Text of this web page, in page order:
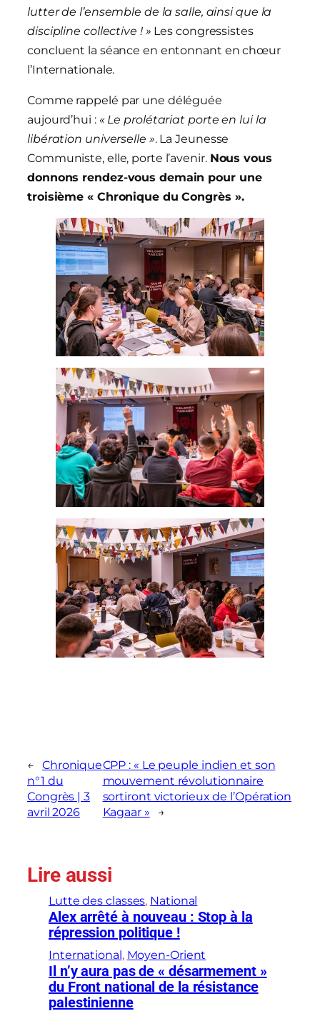
lutter de l’ensemble de la salle, ainsi que la
discipline collective ! » Les congressistes
concluent la séance en entonnant en chœur
l’Internationale.
Comme rappelé par une déléguée
aujourd’hui : « Le prolétariat porte en lui la
libération universelle ». La Jeunesse
Communiste, elle, porte l’avenir. Nous vous
donnons rendez-vous demain pour une
troisième « Chronique du Congrès ».
←
Chronique
n°1 du
Congrès | 3
avril 2026
CPP : « Le peuple indien et son
mouvement révolutionnaire
sortiront victorieux de l’Opération
Kagaar »
→
Lire aussi
Lutte des classes, National
Alex arrêté à nouveau : Stop à la
répression politique !
International , Moyen-Orient
Il n’y aura pas de « désarmement »
du Front national de la résistance
palestinienne